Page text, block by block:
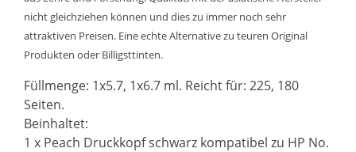
nicht gleichziehen können und dies zu immer noch sehr
attraktiven Preisen. Eine echte Alternative zu teuren Original
Produkten oder Billigsttinten.
Füllmenge: 1x5.7, 1x6.7 ml. Reicht für: 225, 180
Seiten.
Beinhaltet:
1 x Peach Druckkopf schwarz kompatibel zu HP No.